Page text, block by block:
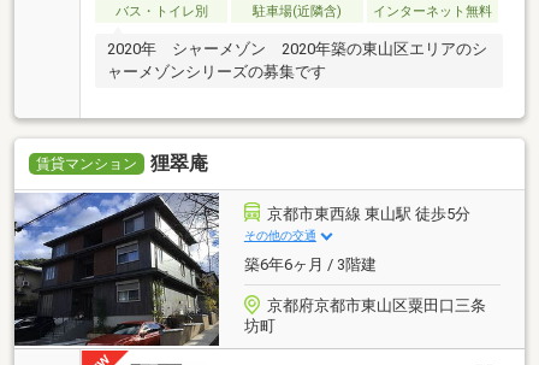
バス・トイレ別
駐車場(近隣含) インターネット無料
2020年 シャーメゾン 2020年築の東山区エリアのシ
ャーメゾンシリーズの募集です
賃貸マンション 狸翠庵
京都市東西線 東山駅 徒歩5分
その他の交通
築6年6ヶ月 / 3階建
京都府京都市東山区粟田口三条
坊町